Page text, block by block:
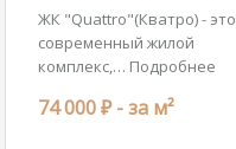
ЖК "Quattro"(Кватро) - это
современный жилой
комплекс,… Подробнее
74 000 ₽ -за м²